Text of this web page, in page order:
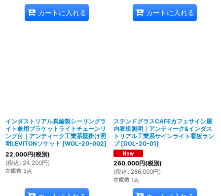
カートに入れる カートに入れる
インダストリアル真鍮製シーリングラ
イト兼用ブラケットライトチェーンリ
ング付｜アンティーク工業系壁掛け照
明LEVITONソケット [WOL-20-002]
22,000円(税別)
(税込 : 24,200円)
在庫数 3点
ステンドグラスCAFEカフェサイン屋
内看板照明｜アンティーク&インダス
トリアル工業系サインライト看板ラン
プ [DOL-20-01]
260,000円(税別)
(税込 : 286,000円)
在庫数 1点